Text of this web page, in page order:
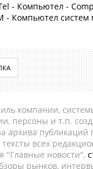
- Компьютел -
- Компьютел
компании,
персоны и т.п.
архива публикаций
всех
"Главные новости",
рынков,